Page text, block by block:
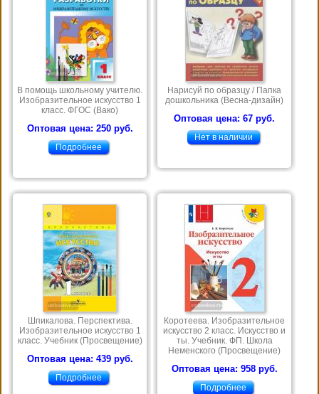
В помощь школьному учителю.
Изобразительное искусство 1
класс. ФГОС (Вако)
Оптовая цена: 250 руб.
Подробнее
Нарисуй по образцу / Папка
дошкольника (Весна-дизайн)
Оптовая цена: 67 руб.
Нет в наличии
Шпикалова. Перспектива.
Изобразительное искусство 1
класс. Учебник (Просвещение)
Оптовая цена: 439 руб.
Подробнее
Коротеева. Изобразительное
искусство 2 класс. Искусство и
ты. Учебник. ФП. Школа
Неменского (Просвещение)
Оптовая цена: 958 руб.
Подробнее